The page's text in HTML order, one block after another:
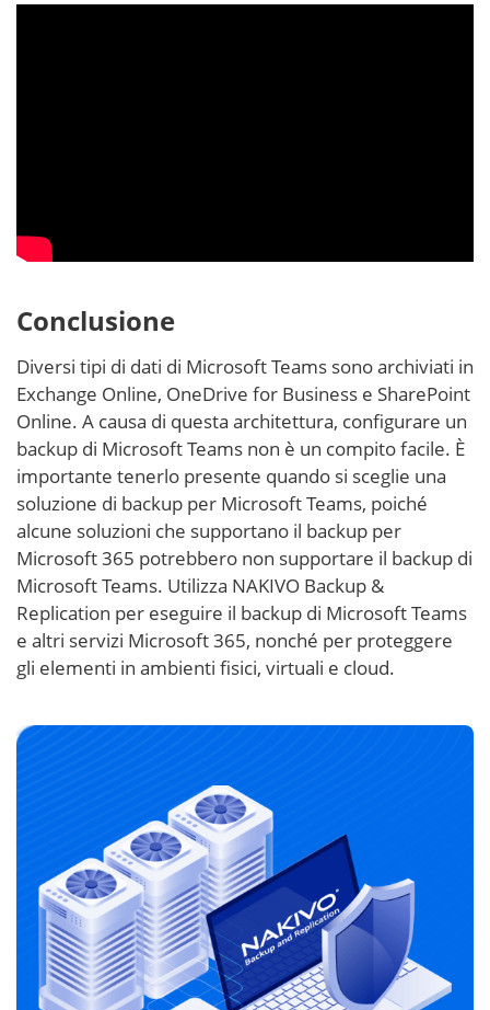
Conclusione
Diversi tipi di dati di Microsoft Teams sono archiviati in
Exchange Online, OneDrive for Business e SharePoint
Online. A causa di questa architettura, configurare un
backup di Microsoft Teams non è un compito facile. È
importante tenerlo presente quando si sceglie una
soluzione di backup per Microsoft Teams, poiché
alcune soluzioni che supportano il backup per
Microsoft 365 potrebbero non supportare il backup di
Microsoft Teams. Utilizza NAKIVO Backup &
Replication per eseguire il backup di Microsoft Teams
e altri servizi Microsoft 365, nonché per proteggere
gli elementi in ambienti fisici, virtuali e cloud.